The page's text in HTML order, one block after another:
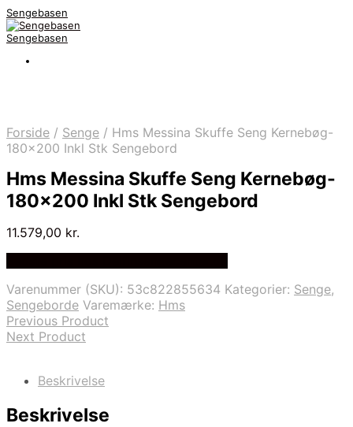
Sengebasen
Sengebasen
Forside / Senge / Hms Messina Skuffe Seng Kernebøg-
180×200 Inkl Stk Sengebord
Hms Messina Skuffe Seng Kernebøg-
180×200 Inkl Stk Sengebord
11.579,00 kr.
Varenummer (SKU): 53c822855634 Kategorier: Senge,
Sengeborde Varemærke: Hms
Previous Product
Next Product
Beskrivelse
Beskrivelse